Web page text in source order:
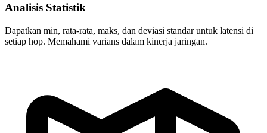
Analisis Statistik
Dapatkan min, rata-rata, maks, dan deviasi standar untuk latensi di
setiap hop. Memahami varians dalam kinerja jaringan.